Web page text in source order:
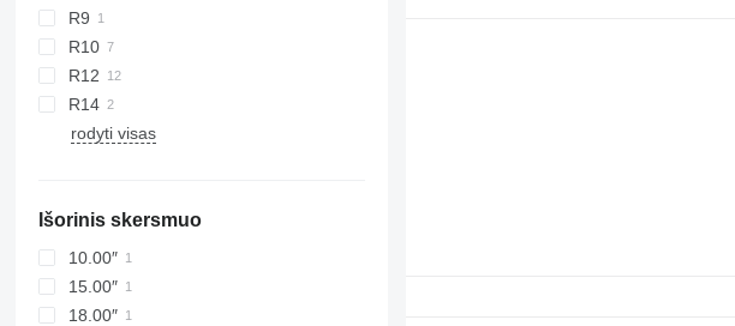
R9
R10
R12
R14
rodyti visas
Išorinis skersmuo
10.00″
15.00″
18.00″